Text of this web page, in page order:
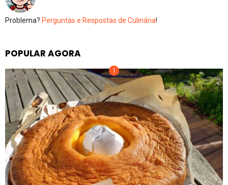
Problema? Perguntas e Respostas de Culinária!
POPULAR AGORA